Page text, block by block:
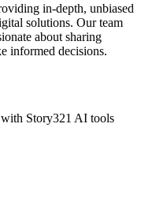
in-depth, unbiased
solutions. Our team
about sharing
informed decisions.
Story321 AI tools